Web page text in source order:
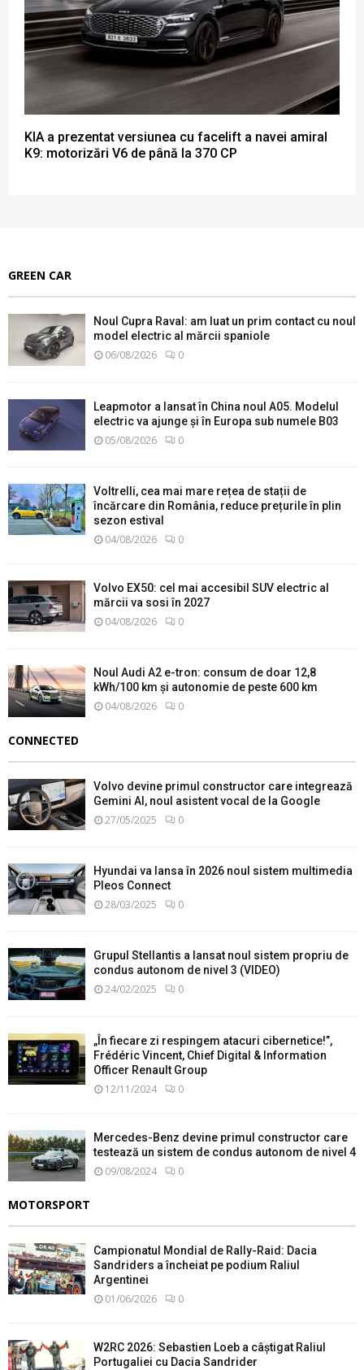
KIA a prezentat versiunea cu facelift a navei amiral
K9: motorizări V6 de până la 370 CP
GREEN CAR
Noul Cupra Raval: am luat un prim contact cu noul
model electric al mărcii spaniole
06/08/2026 0
Leapmotor a lansat în China noul A05. Modelul
electric va ajunge și în Europa sub numele B03
05/08/2026 0
Voltrelli, cea mai mare rețea de stații de
încărcare din România, reduce prețurile în plin
sezon estival
04/08/2026 0
Volvo EX50: cel mai accesibil SUV electric al
mărcii va sosi în 2027
04/08/2026 0
Noul Audi A2 e-tron: consum de doar 12,8
kWh/100 km și autonomie de peste 600 km
04/08/2026 0
CONNECTED
Volvo devine primul constructor care integrează
Gemini AI, noul asistent vocal de la Google
27/05/2025 0
Hyundai va lansa în 2026 noul sistem multimedia
Pleos Connect
28/03/2025 0
Grupul Stellantis a lansat noul sistem propriu de
condus autonom de nivel 3 (VIDEO)
24/02/2025 0
„În fiecare zi respingem atacuri cibernetice!”,
Frédéric Vincent, Chief Digital & Information
Officer Renault Group
12/11/2024 0
Mercedes-Benz devine primul constructor care
testează un sistem de condus autonom de nivel 4
09/08/2024 0
MOTORSPORT
Campionatul Mondial de Rally-Raid: Dacia
Sandriders a încheiat pe podium Raliul
Argentinei
01/06/2026 0
W2RC 2026: Sebastien Loeb a câștigat Raliul
Portugaliei cu Dacia Sandrider